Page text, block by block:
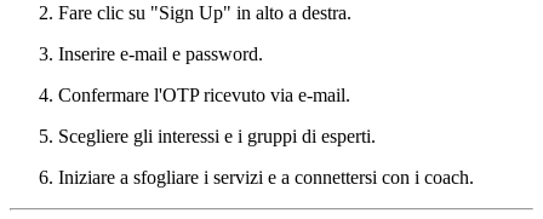
Fare clic su "Sign Up" in alto a destra.
Inserire e-mail e password.
Confermare l'OTP ricevuto via e-mail.
Scegliere gli interessi e i gruppi di esperti.
Iniziare a sfogliare i servizi e a connettersi con i coach.